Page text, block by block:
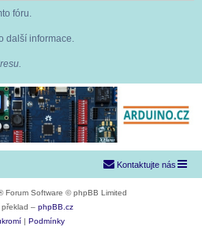
fóru.
další informace.
Kontaktujte nás
Forum Software © phpBB Limited
překlad – phpBB.cz
Podmínky